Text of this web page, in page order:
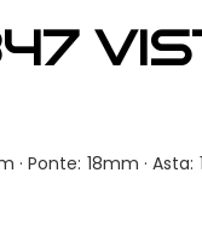
Ponte: 18mm · Asta: